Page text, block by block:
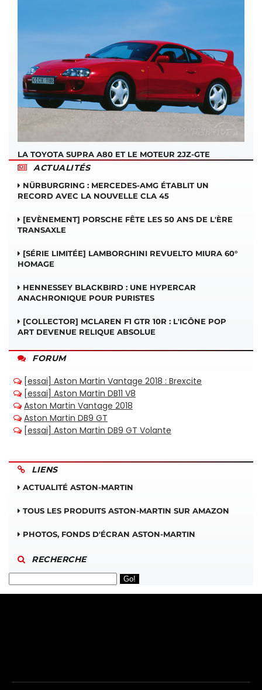
LA TOYOTA SUPRA A80 ET LE MOTEUR 2JZ-GTE
ACTUALITÉS
NÜRBURGRING : MERCEDES-AMG ÉTABLIT UN
RECORD AVEC LA NOUVELLE CLA 45
[EVÈNEMENT] PORSCHE FÊTE LES 50 ANS DE L'ÈRE
TRANSAXLE
[SÉRIE LIMITÉE] LAMBORGHINI REVUELTO MIURA 60°
HOMAGE
HENNESSEY BLACKBIRD : UNE HYPERCAR
ANACHRONIQUE POUR PURISTES
[COLLECTOR] MCLAREN F1 GTR 10R : L'ICÔNE POP
ART DEVENUE RELIQUE ABSOLUE
FORUM
LIENS
ACTUALITÉ ASTON-MARTIN
TOUS LES PRODUITS ASTON-MARTIN SUR AMAZON
PHOTOS, FONDS D'ÉCRAN ASTON-MARTIN
RECHERCHE